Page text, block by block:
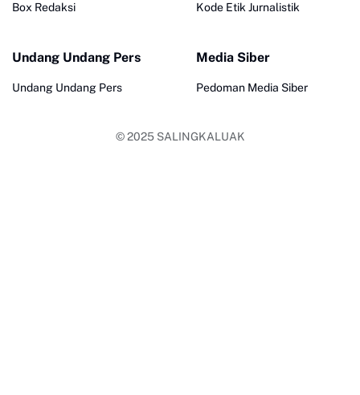
Box Redaksi Kode Etik Jurnalistik
Undang Undang Pers
Undang Undang Pers
Media Siber
Pedoman Media Siber
© 2025 SALINGKALUAK